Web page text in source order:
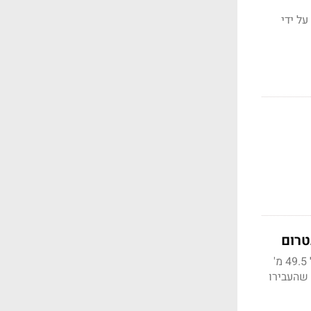
על ידי
החברה שפיתחה משחק בו יוצרים משחקים, כזה שהפך כבר לרשת חברתית, דיווחה על שיא של 49.5 מ'
במשך השעות שהעבירו